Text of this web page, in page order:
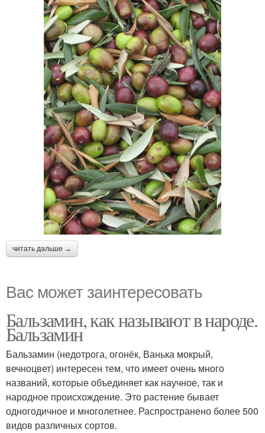
читать дальше →
Вас может заинтересовать
Бальзамин, как называют в народе.
Бальзамин
Бальзамин (недотрога, огонёк, Ванька мокрый,
вечноцвет) интересен тем, что имеет очень много
названий, которые объединяет как научное, так и
народное происхождение. Это растение бывает
одногодичное и многолетнее. Распространено более 500
видов различных сортов.